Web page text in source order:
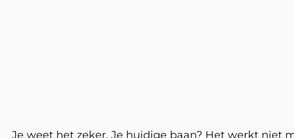
Je weet het zeker. Je huidige baan? Het werkt niet